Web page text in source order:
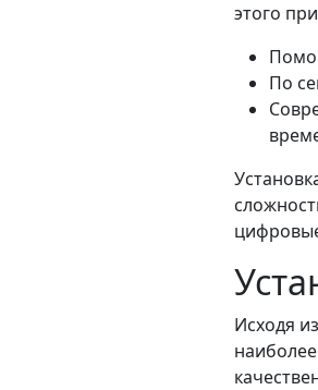
этого
По
Исходя